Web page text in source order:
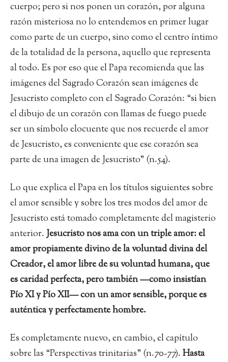
cuerpo; pero si nos ponen un corazón, por alguna
razón misteriosa no lo entendemos en primer lugar
como parte de un cuerpo, sino como el centro íntimo
de la totalidad de la persona, aquello que representa
al todo. Es por eso que el Papa recomienda que las
imágenes del Sagrado Corazón sean imágenes de
Jesucristo completo con el Sagrado Corazón: “si bien
el dibujo de un corazón con llamas de fuego puede
ser un símbolo elocuente que nos recuerde el amor
de Jesucristo, es conveniente que ese corazón sea
parte de una imagen de Jesucristo” (n.54).
Lo que explica el Papa en los títulos siguientes sobre
el amor sensible y sobre los tres modos del amor de
Jesucristo está tomado completamente del magisterio
anterior.Jesucristo nos ama con un triple amor: el
amor propiamente divino de la voluntad divina del
Creador, el amor libre de su voluntad humana, que
es caridad perfecta, pero también —como insistían
Pío XI y Pío XII— con un amor sensible, porque es
auténtica y perfectamente hombre.
Es completamente nuevo, en cambio, el capítulo
sobre las “Perspectivas trinitarias” (n.70-77).Hasta